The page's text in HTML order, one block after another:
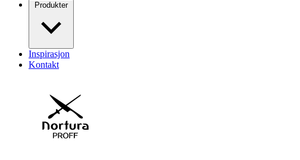
Produkter
Inspirasjon
Kontakt